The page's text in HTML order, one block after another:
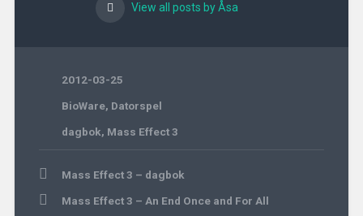
View all posts by Åsa
2012-03-25
BioWare, Datorspel
dagbok, Mass Effect 3
PostMass Effect 3 – dagbok
Mass Effect 3 – An End Once and For All